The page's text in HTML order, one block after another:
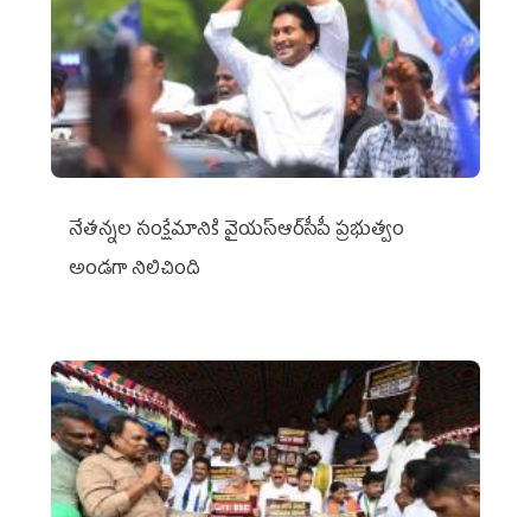
నేతన్నల సంక్షేమానికి వైయ‌స్ఆర్‌సీపీ ప్రభుత్వం
అండగా నిలిచింది